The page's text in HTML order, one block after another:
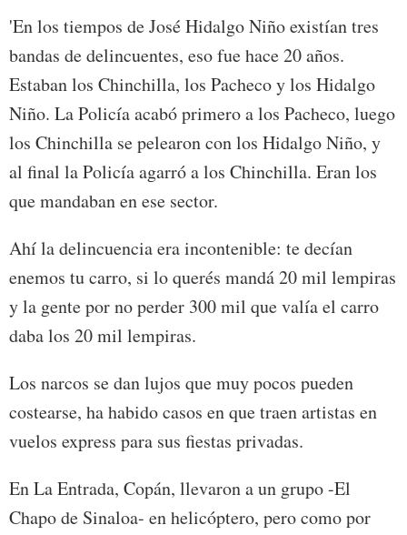
'En los tiempos de José Hidalgo Niño existían tres
bandas de delincuentes, eso fue hace 20 años.
Estaban los Chinchilla, los Pacheco y los Hidalgo
Niño. La Policía acabó primero a los Pacheco, luego
los Chinchilla se pelearon con los Hidalgo Niño, y
al final la Policía agarró a los Chinchilla. Eran los
que mandaban en ese sector.
Ahí la delincuencia era incontenible: te decían
enemos tu carro, si lo querés mandá 20 mil lempiras
y la gente por no perder 300 mil que valía el carro
daba los 20 mil lempiras.
Los narcos se dan lujos que muy pocos pueden
costearse, ha habido casos en que traen artistas en
vuelos express para sus fiestas privadas.
En La Entrada, Copán, llevaron a un grupo -El
Chapo de Sinaloa- en helicóptero, pero como por